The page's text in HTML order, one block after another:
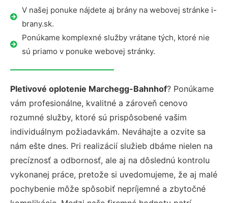
V našej ponuke nájdete aj brány na webovej stránke i-
brany.sk.
Ponúkame komplexné služby vrátane tých, ktoré nie
sú priamo v ponuke webovej stránky.
Pletivové oplotenie Marchegg-Bahnhof? Ponúkame
vám profesionálne, kvalitné a zároveň cenovo
rozumné služby, ktoré sú prispôsobené vašim
individuálnym požiadavkám. Neváhajte a ozvite sa
nám ešte dnes. Pri realizácií služieb dbáme nielen na
precíznosť a odbornosť, ale aj na dôslednú kontrolu
vykonanej práce, pretože si uvedomujeme, že aj malé
pochybenie môže spôsobiť nepríjemné a zbytočné